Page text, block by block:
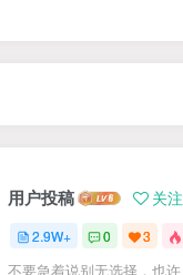
用户投稿 关注
2.9W+ 0 3
不要急着说别无选择，也